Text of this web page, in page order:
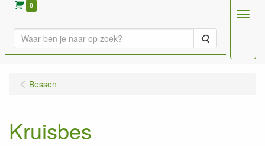
0
Zoeken
Menu
Bessen
Kruisbes